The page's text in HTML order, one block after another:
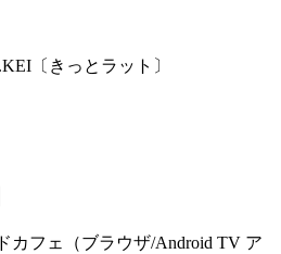
〔きっとラット〕
カフェ（ブラウザ/Android TV ア